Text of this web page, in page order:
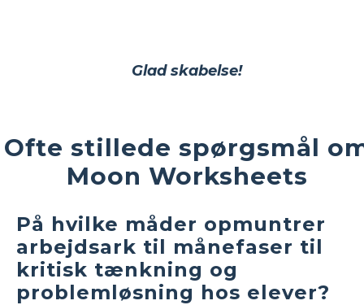
Glad skabelse!
Ofte stillede spørgsmål
Moon Worksheets
På hvilke måder opmuntrer
arbejdsark til månefaser til
kritisk tænkning og
problemløsning hos elever?